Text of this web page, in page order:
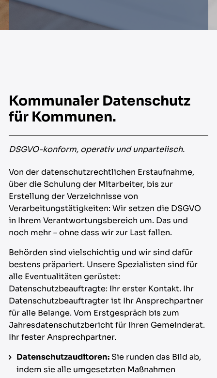
Kommunaler Datenschutz
für Kommunen.
DSGVO-konform, operativ und unparteiisch.
Von der datenschutzrechtlichen Erstaufnahme,
über die Schulung der Mitarbeiter, bis zur
Erstellung der Verzeichnisse von
Verarbeitungstätigkeiten: Wir setzen die DSGVO
in Ihrem Verantwortungsbereich um. Das und
noch mehr – ohne dass wir zur Last fallen.
Behörden sind vielschichtig und wir sind dafür
bestens präpariert. Unsere Spezialisten sind für
alle Eventualitäten gerüstet:
Datenschutzbeauftragte: Ihr erster Kontakt. Ihr
Datenschutzbeauftragter ist Ihr Ansprechpartner
für alle Belange. Vom Erstgespräch bis zum
Jahresdatenschutzbericht für Ihren Gemeinderat.
Ihr fester Ansprechpartner.
Datenschutzauditoren: Sie runden das Bild ab,
indem sie alle umgesetzten Maßnahmen